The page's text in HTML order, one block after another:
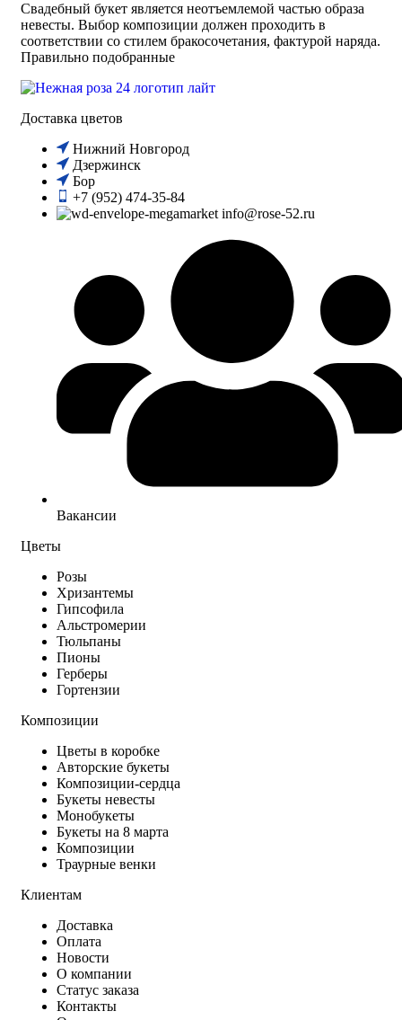
Свадебный букет является неотъемлемой частью образа
невесты. Выбор композиции должен проходить в
соответствии со стилем бракосочетания, фактурой наряда.
Правильно подобранные
Доставка цветов
Нижний Новгород
Дзержинск
Бор
+7 (952) 474-35-84
info@rose-52.ru
Вакансии
Цветы
Розы
Хризантемы
Гипсофила
Альстромерии
Тюльпаны
Пионы
Герберы
Гортензии
Композиции
Цветы в коробке
Авторские букеты
Композиции-сердца
Букеты невесты
Монобукеты
Букеты на 8 марта
Композиции
Траурные венки
Клиентам
Доставка
Оплата
Новости
О компании
Статус заказа
Контакты